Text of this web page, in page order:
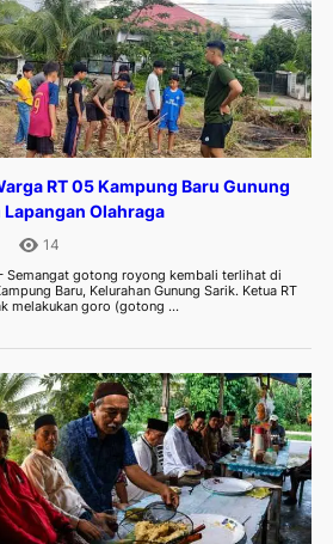
RT 05 Kampung Baru Gunung
Olahraga
14
Semangat gotong royong kembali terlihat di
Baru, Kelurahan Gunung Sarik. Ketua RT
melakukan goro (gotong ...